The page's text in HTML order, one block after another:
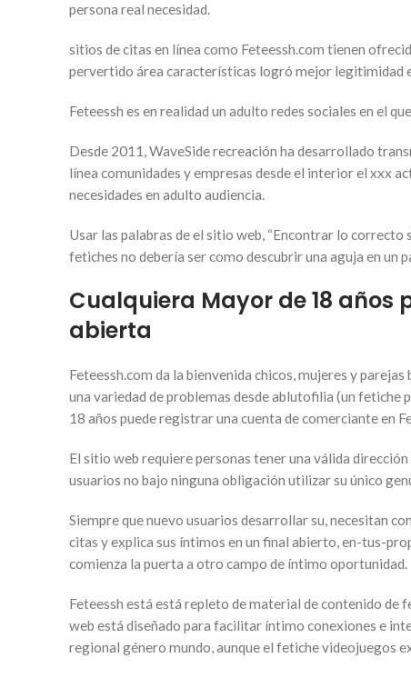
persona real necesidad.
sitios de citas en línea como Feteessh.com tienen
pervertido área características logró mejor legitimidad
Feteessh es en realidad un adulto redes sociales en el
Desde 2011, WaveSide recreación ha desarrollado
línea comunidades y empresas desde el interior el xxx
necesidades en adulto audiencia.
Usar las palabras de el sitio web, “Encontrar lo
fetiches no debería ser como descubrir una aguja en un
Cualquiera Mayor de 18
abierta
Feteessh.com da la bienvenida chicos, mujeres y
una variedad de problemas desde ablutofilia (un fetiche
18 años puede registrar una cuenta de comerciante en
El sitio web requiere personas tener una válida
usuarios no bajo ninguna obligación utilizar su único
Siempre que nuevo usuarios desarrollar su, necesitan
citas y explica sus íntimos en un final abierto, en-tus-
comienza la puerta a otro campo de íntimo oportunidad.
Feteessh está está repleto de material de contenido de
web está diseñado para facilitar íntimo conexiones e
regional género mundo, aunque el fetiche videojuegos